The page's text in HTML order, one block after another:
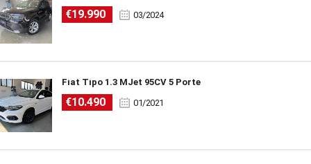
€19.990 03/2024
Fiat Tipo 1.3 MJet 95CV 5 Porte
€10.490 01/2021